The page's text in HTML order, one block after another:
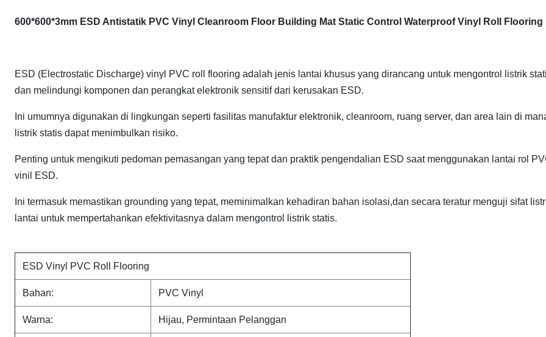
600*600*3mm ESD Antistatik PVC Vinyl Cleanroom Floor Building Mat Static Control Waterproof Vinyl Roll Flooring
ESD (Electrostatic Discharge) vinyl PVC roll flooring adalah jenis lantai khusus yang dirancang untuk mengontrol listrik
dan melindungi komponen dan perangkat elektronik sensitif dari kerusakan ESD.
Ini umumnya digunakan di lingkungan seperti fasilitas manufaktur elektronik, cleanroom, ruang server, dan area lain di
listrik statis dapat menimbulkan risiko.
Penting untuk mengikuti pedoman pemasangan yang tepat dan praktik pengendalian ESD saat menggunakan lantai rol
vinil ESD.
Ini termasuk memastikan grounding yang tepat, meminimalkan kehadiran bahan isolasi,dan secara teratur menguji sifat
lantai untuk mempertahankan efektivitasnya dalam mengontrol listrik statis.
ESD Vinyl PVC Roll Flooring
Bahan: PVC Vinyl
Warna: Hijau, Permintaan Pelanggan